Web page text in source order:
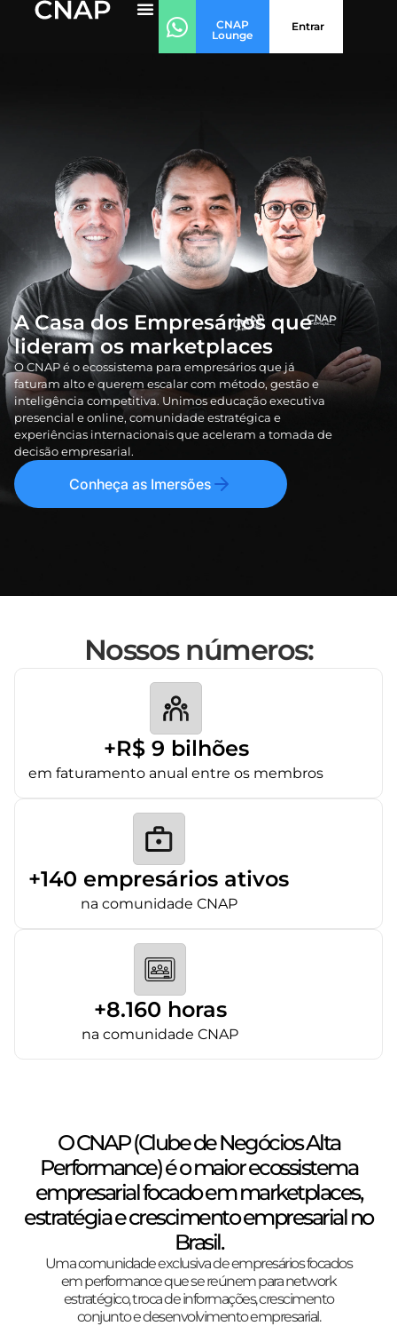
CNAP
Lounge
Entrar
A Casa dos Empresários que
lideram os marketplaces
O CNAP é o ecossistema para empresários que já
faturam alto e querem escalar com método, gestão e
inteligência competitiva. Unimos educação executiva
presencial e online, comunidade estratégica e
experiências internacionais que aceleram a tomada de
decisão empresarial.
Conheça as Imersões
Nossos números:
+R$ 9 bilhões
em faturamento anual entre os membros
+140 empresários ativos
na comunidade CNAP
+8.160 horas
na comunidade CNAP
O CNAP (Clube de Negócios Alta
Performance) é o maior ecossistema
empresarial focado em marketplaces,
estratégia e crescimento empresarial no
Brasil.
Uma comunidade exclusiva de empresários focados
em performance que se reúnem para network
estratégico, troca de informações, crescimento
conjunto e desenvolvimento empresarial.